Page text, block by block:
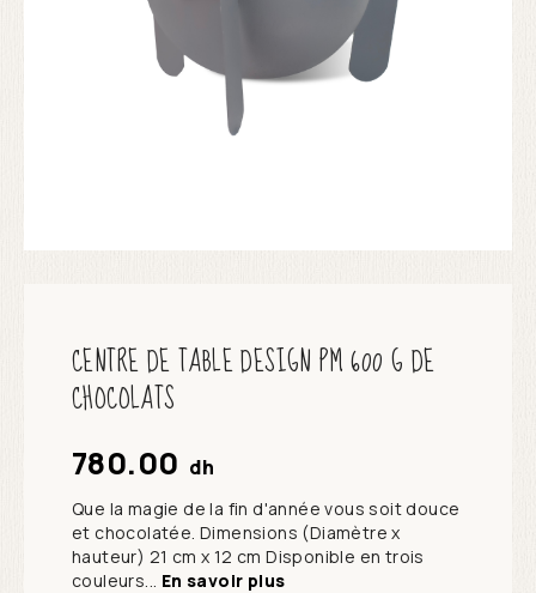
CENTRE DE TABLE DESIGN PM 600 G DE
CHOCOLATS
780.00 dh
Que la magie de la fin d'année vous soit douce
et chocolatée. Dimensions (Diamètre x
hauteur) 21 cm x 12 cm Disponible en trois
couleurs... En savoir plus